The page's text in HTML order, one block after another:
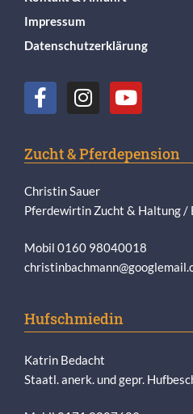
Impressum
Datenschutzerklärung
Zucht & Pferdepension
Christin Sauer
Pferdewirtin Zucht & Haltung /
Mobil 0160 98040018
Hufschmiedin
Katrin Bedacht
Staatl. anerk. und gepr.